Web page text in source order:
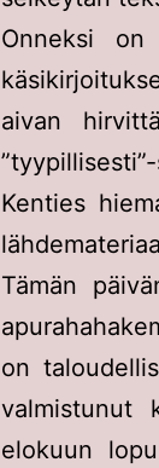
Onneksi on
aivan
Kenties
Tämän
on
valmistunut
elokuun